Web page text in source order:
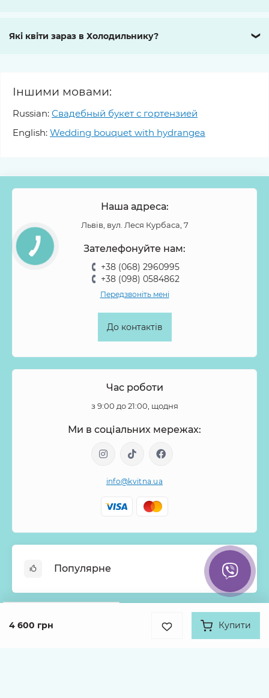
4 600 грн Купити
Які квіти зараз в Холодильнику? ❯
Іншими мовами:
Russian: Свадебный букет с гортензией
English: Wedding bouquet with hydrangea
Наша адреса:
Львів, вул. Леся Курбаса, 7
Зателефонуйте нам:
+38 (068) 2960995
+38 (098) 0584862
Передзвоніть мені
До контактів
Час роботи
з 9:00 до 21:00, щодня
Ми в соціальних мережах:
info@kvitna.ua
Популярне
Онлайн-Вітрина